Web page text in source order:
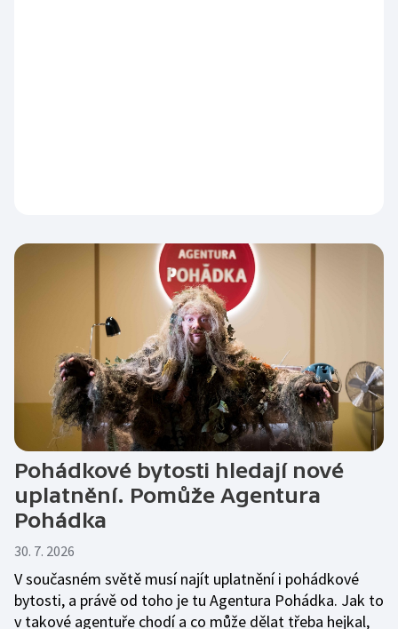
Pohádkové bytosti hledají nové
uplatnění. Pomůže Agentura
Pohádka
30. 7. 2026
V současném světě musí najít uplatnění i pohádkové
bytosti, a právě od toho je tu Agentura Pohádka. Jak to
v takové agentuře chodí a co může dělat třeba hejkal,